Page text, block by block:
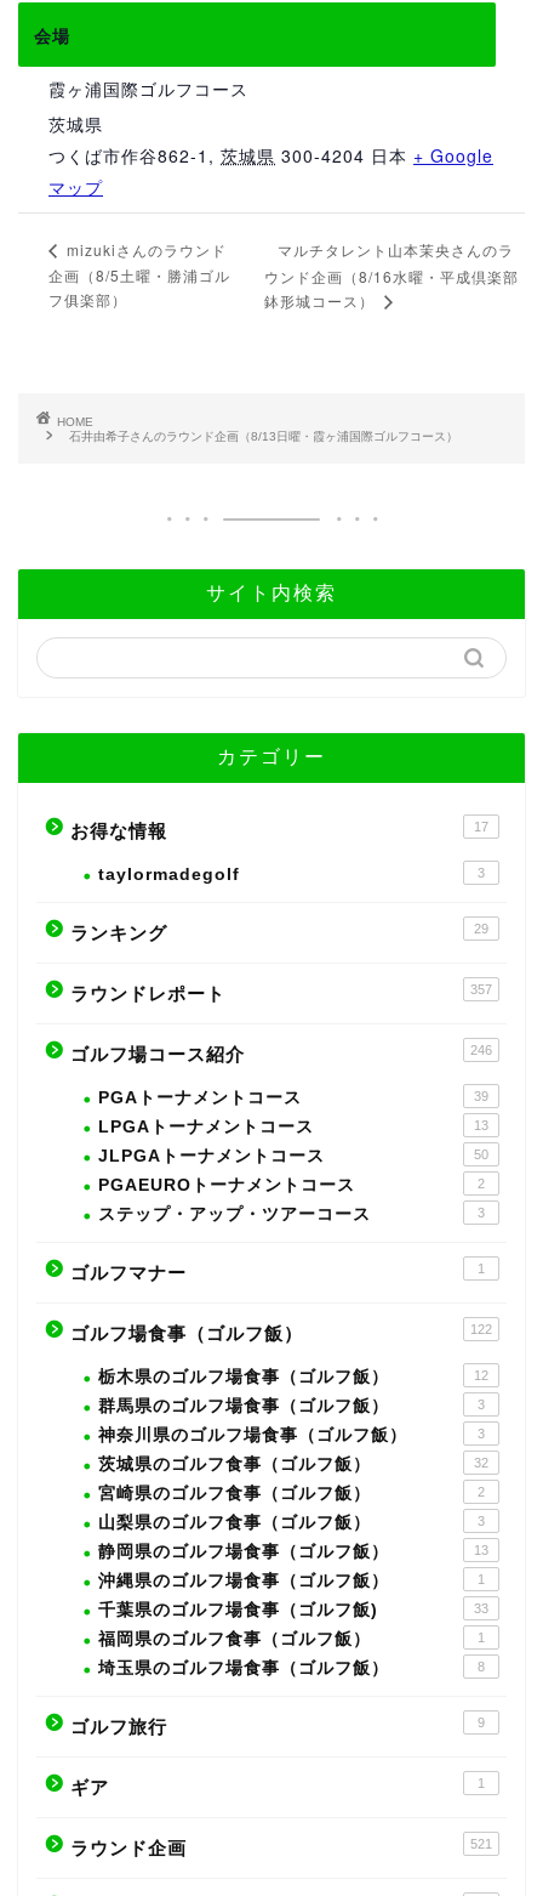
会場
霞ヶ浦国際ゴルフコース
茨城県
つくば市作谷862-1 , 茨城県 300-4204 日本 + Google
マップ
mizukiさんのラウンド
企画（8/5土曜・勝浦ゴル
フ俱楽部）
マルチタレント山本茉央さんのラ
ウンド企画（8/16水曜・平成倶楽部
鉢形城コース）
HOME
石井由希子さんのラウンド企画（8/13日曜・霞ヶ浦国際ゴルフコース）
サイト内検索
カテゴリー
お得な情報 17
taylormadegolf 3
ランキング 29
ラウンドレポート 357
ゴルフ場コース紹介 246
PGAトーナメントコース 39
LPGAトーナメントコース 13
JLPGAトーナメントコース 50
PGAEUROトーナメントコース 2
ステップ・アップ・ツアーコース 3
ゴルフマナー 1
ゴルフ場食事（ゴルフ飯） 122
栃木県のゴルフ場食事（ゴルフ飯） 12
群馬県のゴルフ場食事（ゴルフ飯） 3
神奈川県のゴルフ場食事（ゴルフ飯） 3
茨城県のゴルフ食事（ゴルフ飯） 32
宮崎県のゴルフ食事（ゴルフ飯） 2
山梨県のゴルフ食事（ゴルフ飯） 3
静岡県のゴルフ場食事（ゴルフ飯） 13
沖縄県のゴルフ場食事（ゴルフ飯） 1
千葉県のゴルフ場食事（ゴルフ飯) 33
福岡県のゴルフ食事（ゴルフ飯） 1
埼玉県のゴルフ場食事（ゴルフ飯） 8
ゴルフ旅行 9
ギア 1
ラウンド企画 521